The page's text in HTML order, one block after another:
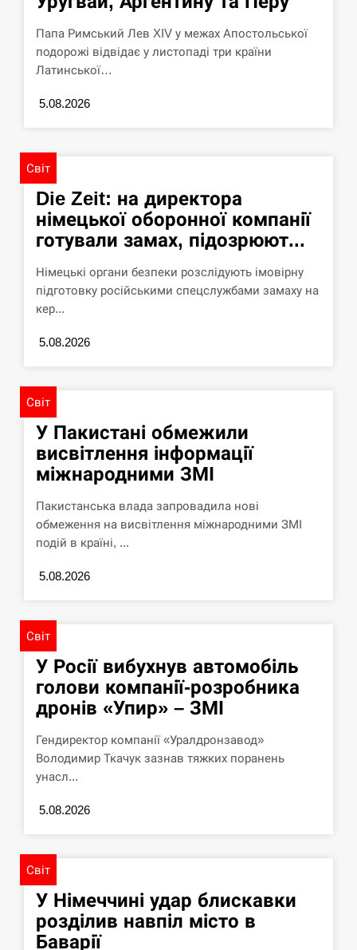
Папа Римський Лев XIV у межах Апостольської
подорожі відвідає у листопаді три країни
Латинської…
5.08.2026
Світ
Die Zeit: на директора
німецької оборонної компанії
готували замах, підозрюют...
Німецькі органи безпеки розслідують імовірну
підготовку російськими спецслужбами замаху на
кер...
5.08.2026
Світ
У Пакистані обмежили
висвітлення інформації
міжнародними ЗМІ
Пакистанська влада запровадила нові
обмеження на висвітлення міжнародними ЗМІ
подій в країні, ...
5.08.2026
Світ
У Росії вибухнув автомобіль
голови компанії-розробника
дронів «Упир» – ЗМІ
Гендиректор компанії «Уралдронзавод»
Володимир Ткачук зазнав тяжких поранень
унасл...
5.08.2026
Світ
У Німеччині удар блискавки
розділив навпіл місто в
Баварії